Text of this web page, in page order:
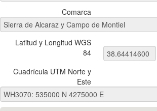
Comarca
Latitud y Longitud WGS
84
Cuadrícula UTM Norte y
Este